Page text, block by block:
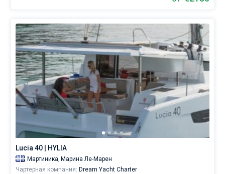
Lucia 40 | HYLIA
Мартиника, Марина Ле-Марен
Чартерная компания: Dream Yacht Charter